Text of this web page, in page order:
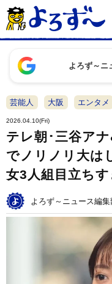
よろず～ニ
芸能人 大阪 エンタメ
2026.04.10(Fri)
テレ朝･三谷ア
でノリノリ大は
女3人組目立ちす
よろず～ニュース編集